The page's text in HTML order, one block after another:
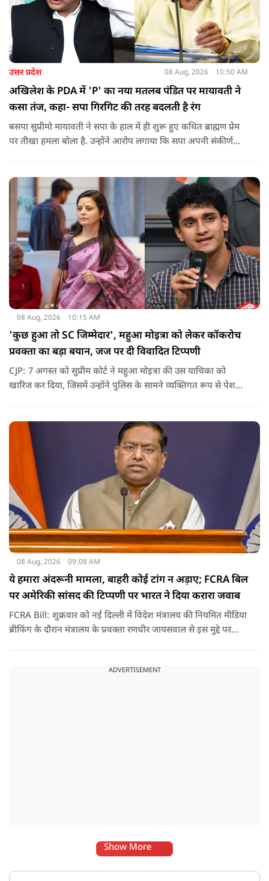
उत्तर प्रदेश 08 Aug, 2026 10:50 AM
अखिलेश के PDA में 'P' का नया मतलब पंडित पर मायावती ने
कसा तंज, कहा- सपा गिरगिट की तरह बदलती है रंग
बसपा सुप्रीमो मायावती ने सपा के हाल में ही शुरू हुए कथित ब्राह्मण प्रेम
पर तीखा हमला बोला है. उन्होंने आरोप लगाया कि सपा अपनी संकीर्ण
08 Aug, 2026 10:15 AM
'कुछ हुआ तो SC जिम्मेदार', महुआ मोइत्रा को लेकर कॉकरोच
प्रवक्ता का बड़ा बयान, जज पर दी विवादित टिप्पणी
CJP: 7 अगस्त को सुप्रीम कोर्ट ने महुआ मोइत्रा की उस याचिका को
खारिज कर दिया, जिसमें उन्होंने पुलिस के सामने व्यक्तिगत रूप से पेश
केंद्र बन गई है.
08 Aug, 2026 09:08 AM
ये हमारा अंदरूनी मामला, बाहरी कोई टांग न अड़ाए; FCRA बिल
पर अमेरिकी सांसद की टिप्पणी पर भारत ने दिया करारा जवाब
FCRA Bill: शुक्रवार को नई दिल्ली में विदेश मंत्रालय की नियमित मीडिया
ब्रीफिंग के दौरान मंत्रालय के प्रवक्ता रणधीर जायसवाल से इस मुद्दे पर
ADVERTISEMENT
Show More